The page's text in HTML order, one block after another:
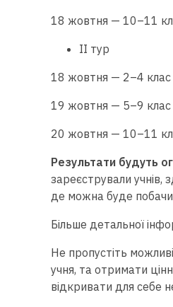
18 жовтня — 10–11
ІІ тур
18 жовтня — 2–4 клас
19 жовтня — 5–9 клас
20 жовтня — 10–11
Результати будуть
зареєстрували учнів,
де можна буде
Більше детальної
Не пропустіть
учня, та отримати
відкривати для себе